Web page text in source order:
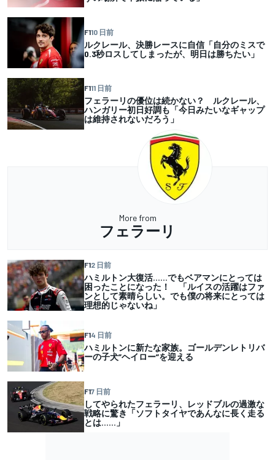
F110 日前
ルクレール、決勝レースに自信「自分のミスで
0.3秒ロスしてしまったが、明日は勝ちたい」
F111 日前
フェラーリの優位は続かない？ ルクレール、
ハンガリー初日好調も「今日みたいなギャップ
は維持されないだろう」
More from
フェラーリ
F12 日前
ハミルトン大復活……でもベアマンにとっては
困ったことになった！ 「ルイスの活躍はファ
ンとして素晴らしい。でも僕の将来にとっては
理想的じゃないね」
F14 日前
ハミルトンに新たな家族。ゴールデンレトリバ
ーの子犬”ヘイロー”を迎える
F17 日前
してやられたフェラーリ、レッドブルの過激な
戦略に驚き「ソフトタイヤであんなに長く走る
とは……」